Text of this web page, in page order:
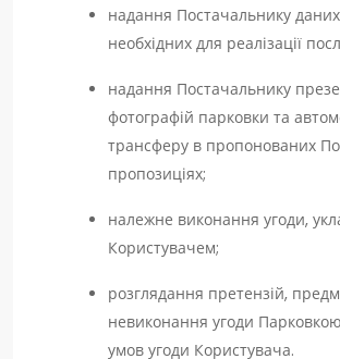
надання Постачальнику даних
необхідних для реалізації
надання Постачальнику
фотографій парковки та
трансферу в пропонованих
пропозиціях;
належне виконання угоди,
Користувачем;
розглядання претензій,
невиконання угоди
умов угоди Користувача.